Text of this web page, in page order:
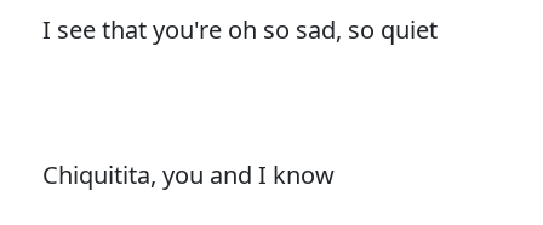
I see that you're oh so sad, so quiet
Chiquitita, you and I know